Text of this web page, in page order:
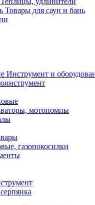
Товары для саун и бань
Инструмент и
мотопомпы
газонокосилки